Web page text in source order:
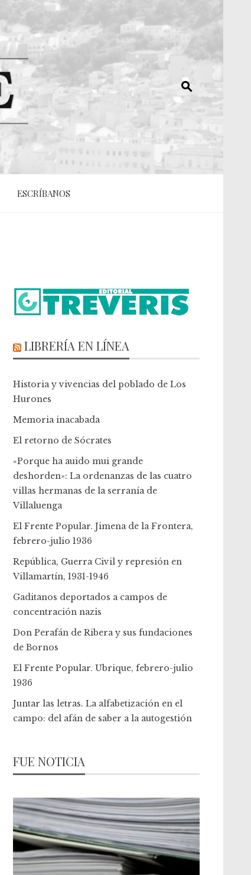
ESCRÍBANOS
LIBRERÍA EN LÍNEA
Historia y vivencias del poblado de Los
Hurones
Memoria inacabada
El retorno de Sócrates
«Porque ha auido mui grande
deshorden»: La ordenanzas de las cuatro
villas hermanas de la serranía de
Villaluenga
El Frente Popular. Jimena de la Frontera,
febrero-julio 1936
República, Guerra Civil y represión en
Villamartín, 1931-1946
Gaditanos deportados a campos de
concentración nazis
Don Perafán de Ribera y sus fundaciones
de Bornos
El Frente Popular. Ubrique, febrero-julio
1936
Juntar las letras. La alfabetización en el
campo: del afán de saber a la autogestión
FUE NOTICIA